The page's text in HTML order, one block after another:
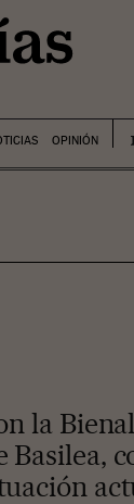
OPINIÓN
la